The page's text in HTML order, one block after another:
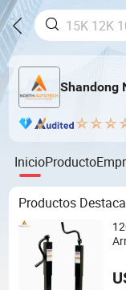
Shandong
InicioProducto
Productos